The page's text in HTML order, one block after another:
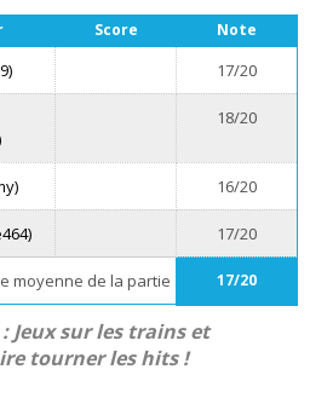
Score Note
17/20
18/20
16/20
17/20
moyenne de la partie 17/20
Jeux sur les trains et
tourner les hits !